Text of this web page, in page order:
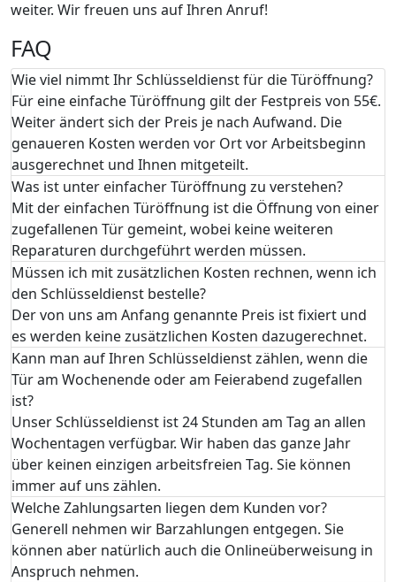
weiter. Wir freuen uns auf Ihren Anruf!
FAQ
Wie viel nimmt Ihr Schlüsseldienst für die Türöffnung?
Für eine einfache Türöffnung gilt der Festpreis von 55€.
Weiter ändert sich der Preis je nach Aufwand. Die
genaueren Kosten werden vor Ort vor Arbeitsbeginn
ausgerechnet und Ihnen mitgeteilt.
Was ist unter einfacher Türöffnung zu verstehen?
Mit der einfachen Türöffnung ist die Öffnung von einer
zugefallenen Tür gemeint, wobei keine weiteren
Reparaturen durchgeführt werden müssen.
Müssen ich mit zusätzlichen Kosten rechnen, wenn ich
den Schlüsseldienst bestelle?
Der von uns am Anfang genannte Preis ist fixiert und
es werden keine zusätzlichen Kosten dazugerechnet.
Kann man auf Ihren Schlüsseldienst zählen, wenn die
Tür am Wochenende oder am Feierabend zugefallen
ist?
Unser Schlüsseldienst ist 24 Stunden am Tag an allen
Wochentagen verfügbar. Wir haben das ganze Jahr
über keinen einzigen arbeitsfreien Tag. Sie können
immer auf uns zählen.
Welche Zahlungsarten liegen dem Kunden vor?
Generell nehmen wir Barzahlungen entgegen. Sie
können aber natürlich auch die Onlineüberweisung in
Anspruch nehmen.